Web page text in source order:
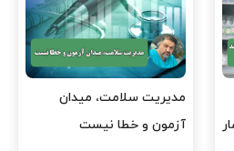
واردات دارو و کالاهای اساسی
باید در اولویت تخصیص ارز